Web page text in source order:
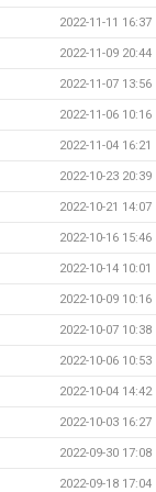
2022-11-11 16:37
2022-11-09 20:44
2022-11-07 13:56
2022-11-06 10:16
2022-11-04 16:21
2022-10-23 20:39
2022-10-21 14:07
2022-10-16 15:46
2022-10-14 10:01
2022-10-09 10:16
2022-10-07 10:38
2022-10-06 10:53
2022-10-04 14:42
2022-10-03 16:27
2022-09-30 17:08
2022-09-18 17:04